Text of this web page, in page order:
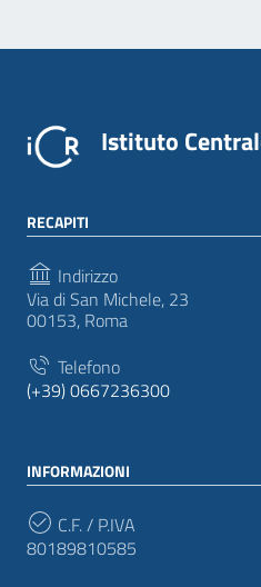
Istituto
RECAPITI
Indirizzo
Via di San Michele, 23
00153, Roma
Telefono
(+39) 0667236300
INFORMAZIONI
C.F. / P.IVA
80189810585